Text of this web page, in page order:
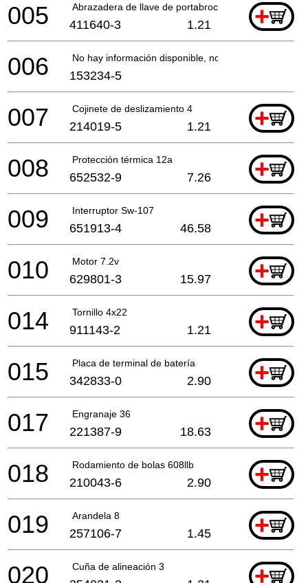
Abrazadera de llave de portabrocas +
005 411640-3 1.21
No hay información disponible, no se puede pedir
006 153234-5
Cojinete de deslizamiento 4 +
007 214019-5 1.21
Protección térmica 12a +
008 652532-9 7.26
Interruptor Sw-107 +
009 651913-4 46.58
Motor 7.2v +
010 629801-3 15.97
Tornillo 4x22 +
014 911143-2 1.21
Placa de terminal de batería +
015 342833-0 2.90
Engranaje 36 +
017 221387-9 18.63
Rodamiento de bolas 608llb +
018 210043-6 2.90
Arandela 8 +
019 257106-7 1.45
Cuña de alineación 3 +
020